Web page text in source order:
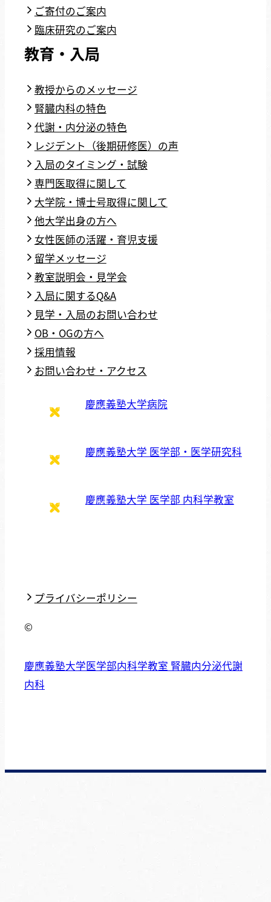
ご寄付のご案内
臨床研究のご案内
教育・入局
教授からのメッセージ
腎臓内科の特色
代謝・内分泌の特色
レジデント（後期研修医）の声
入局のタイミング・試験
専門医取得に関して
大学院・博士号取得に関して
他大学出身の方へ
女性医師の活躍・育児支援
留学メッセージ
教室説明会・見学会
入局に関するQ&A
見学・入局のお問い合わせ
OB・OGの方へ
採用情報
お問い合わせ・アクセス
慶應義塾大学病院
慶應義塾大学 医学部・医学研究科
慶應義塾大学 医学部 内科学教室
プライバシーポリシー
©
慶應義塾大学医学部内科学教室 腎臓内分泌代謝
内科